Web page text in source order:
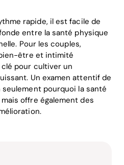
rapide, il est facile de
entre la santé physique
Pour les couples,
être et intimité
pour cultiver un
Un examen attentif de
pourquoi la santé
offre également des